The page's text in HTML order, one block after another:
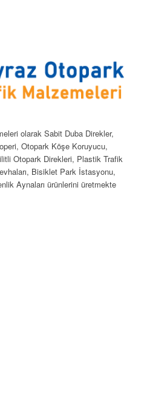
olarak Sabit Duba Direkler,
Otopark Köşe Koruyucu,
Otopark Direkleri, Plastik Trafik
Bisiklet Park İstasyonu,
Aynaları ürünlerini üretmekte